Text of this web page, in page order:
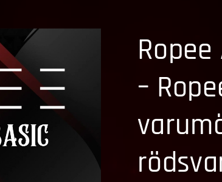
Ropee
–